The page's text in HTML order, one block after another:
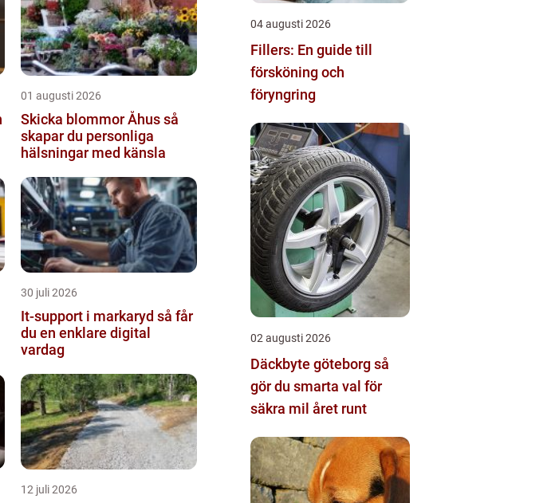
01 augusti 2026
Skicka blommor Åhus så
skapar du personliga
hälsningar med känsla
30 juli 2026
It-support i markaryd så får
du en enklare digital
vardag
12 juli 2026
04 augusti 2026
Fillers: En guide till
försköning och
föryngring
02 augusti 2026
Däckbyte göteborg så
gör du smarta val för
säkra mil året runt